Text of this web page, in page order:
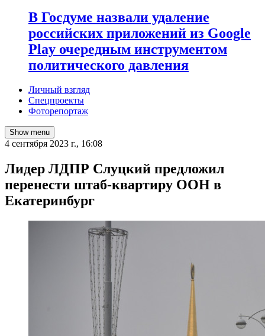
В Госдуме назвали удаление
российских приложений из Google
Play очередным инструментом
политического давления
Личный взгляд
Спецпроекты
Фоторепортаж
Show menu
4 сентября 2023 г., 16:08
Лидер ЛДПР Слуцкий предложил
перенести штаб-квартиру ООН в
Екатеринбург